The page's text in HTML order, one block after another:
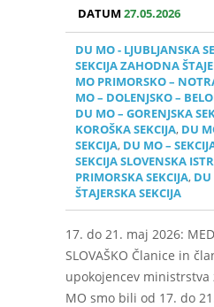
DATUM27.05.2026
DU MO - LJUBLJANSKA
SEKCIJA ZAHODNA
MO PRIMORSKO –
MO – DOLENJSKO –
DU MO – GORENJSKA
KOROŠKA SEKCIJA, DU
SEKCIJA, DU MO –
SEKCIJA SLOVENSKA
PRIMORSKA SEKCIJA,
ŠTAJERSKA SEKCIJA
17. do 21. maj 2026:
SLOVAŠKO Članice in
upokojencev ministrstva
MO smo bili od 17. do